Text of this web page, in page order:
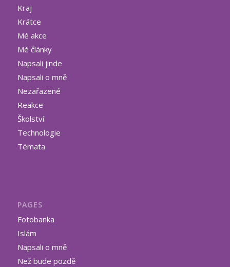
Kraj
Krátce
Mé akce
Mé články
Napsali jinde
Napsali o mně
Nezařazené
Reakce
Školství
Technologie
Témata
PAGES
Fotobanka
Islám
Napsali o mně
Než bude pozdě